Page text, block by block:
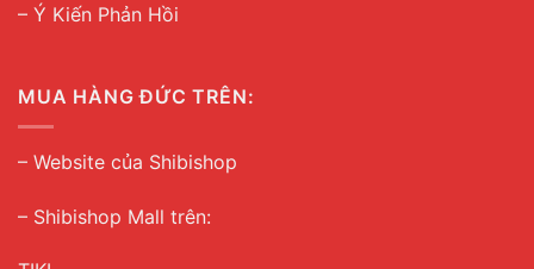
– Ý Kiến Phản Hồi
MUA HÀNG ĐỨC TRÊN:
– Website của Shibishop
– Shibishop Mall trên: